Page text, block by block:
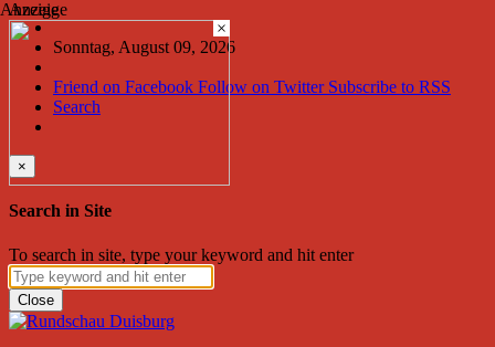
Sonntag, August 09, 2026
Friend on Facebook Follow on Twitter Subscribe to RSS
Search
×
Search in Site
To search in site, type your keyword and hit enter
Close
Anzeige
×
Anzeige